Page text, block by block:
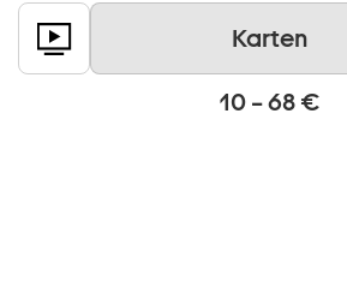
Karten
10 – 68 €